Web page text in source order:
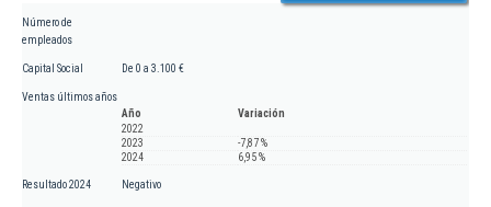
Número de
empleados
Capital Social De 0 a 3.100 €
Ventas últimos años
Año
Variación
2022
2023
-7,87 %
2024
6,95 %
Resultado 2024 Negativo